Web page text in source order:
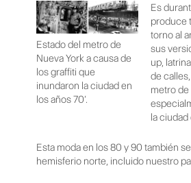
Estado del metro de
Nueva York a causa de
los graffiti que
inundaron la ciudad en
los años 70′.
Es
produce
torno al
sus
up,
de
metro de
la ciudad
Esta moda en los 80 y 90 también
hemisferio norte, incluido nuestro